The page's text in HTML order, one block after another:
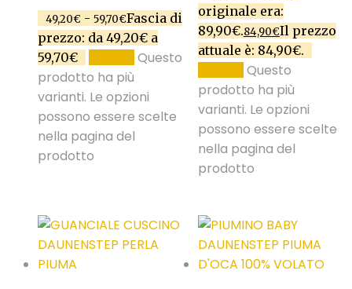
49,20€ - 59,70€Fascia di
prezzo: da 49,20€ a
59,70€
Questo
prodotto ha più
varianti. Le opzioni
possono essere scelte
nella pagina del
prodotto
originale era:
89,90€.84,90€Il prezzo
attuale è: 84,90€.
Questo
prodotto ha più
varianti. Le opzioni
possono essere scelte
nella pagina del
prodotto